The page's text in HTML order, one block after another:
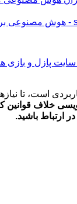
است، تا
خلاف قوانین